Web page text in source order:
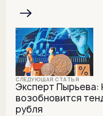
Эксперт Пырьева:
возобновится
рубля